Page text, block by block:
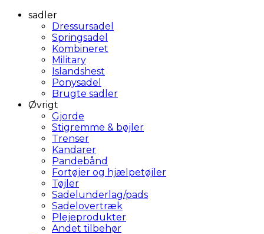
sadler
Dressursadel
Springsadel
Kombineret
Military
Islandshest
Ponysadel
Brugte sadler
Øvrigt
Gjorde
Stigremme & bøjler
Trenser
Kandarer
Pandebånd
Fortøjer og hjælpetøjler
Tøjler
Sadelunderlag/pads
Sadelovertræk
Plejeprodukter
Andet tilbehør